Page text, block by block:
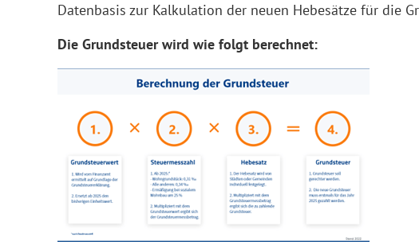
Datenbasis zur Kalkulation der neuen Hebesätze für die
Die Grundsteuer wird wie folgt berechnet: